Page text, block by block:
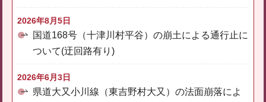
2026年8月5日
国道168号（十津川村平谷）の崩土による通行止に
ついて(迂回路有り)
2026年6月3日
県道大又小川線（東吉野村大又）の法面崩落によ